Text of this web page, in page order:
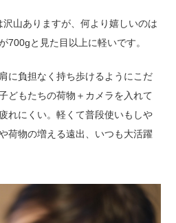
山ありますが、何より嬉しいのは
700gと見た目以上に軽いです。
に負担なく持ち歩けるようにこだ
どもたちの荷物＋カメラを入れて
れにくい。軽くて普段使いもしや
荷物の増える遠出、いつも大活躍